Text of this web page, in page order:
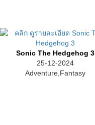
Sonic The Hedgehog 3
25-12-2024
Adventure,Fantasy